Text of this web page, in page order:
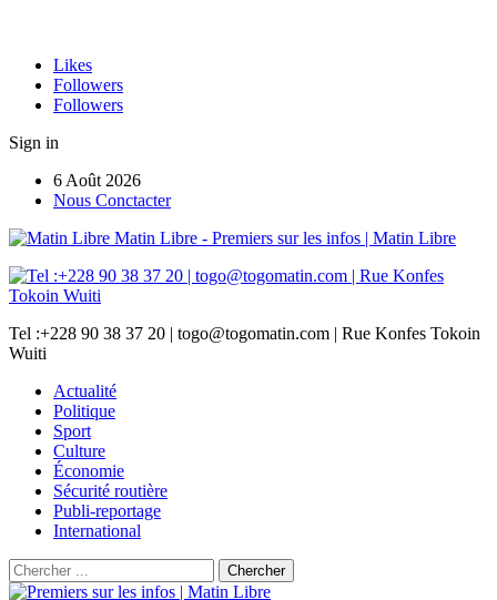
Likes
Followers
Followers
Sign in
6 Août 2026
Nous Conctacter
Matin Libre - Premiers sur les infos | Matin Libre
Tel :+228 90 38 37 20 | togo@togomatin.com | Rue Konfes Tokoin
Wuiti
Actualité
Politique
Sport
Culture
Économie
Sécurité routière
Publi-reportage
International